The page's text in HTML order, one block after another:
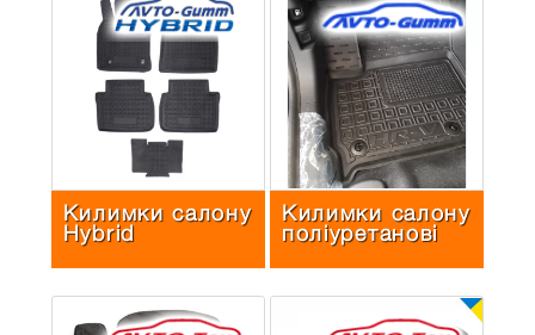
Килимки салону
Hybrid
Килимки салону
поліуретанові